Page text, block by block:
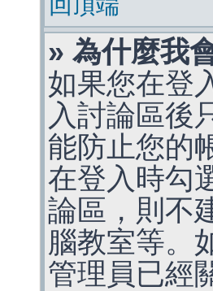
» 為什麼我
如果您在登
入討論區後
能防止您的
在登入時勾
論區，則不
腦教室等。
管理員已經